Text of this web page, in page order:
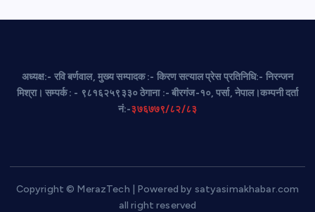
अध्यक्ष:- रवि बर्णवाल, मुख्य सम्पादक :- किरण सत्याल प्रेस प्रतिनिधि:- निरन्जन
मिश्रा। सम्पर्क : - ९८१६२५९३३० ठेगाना :- बीरगंज-१०, पर्सा, नेपाल।कम्पनी दर्ता
नं:-३७६७७९/८२/८३
Copyright © MerazTech | Powered by satyasimakhabar.com
all right reserved